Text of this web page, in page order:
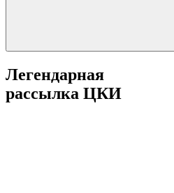
Легендарная
рассылка ЦКИ